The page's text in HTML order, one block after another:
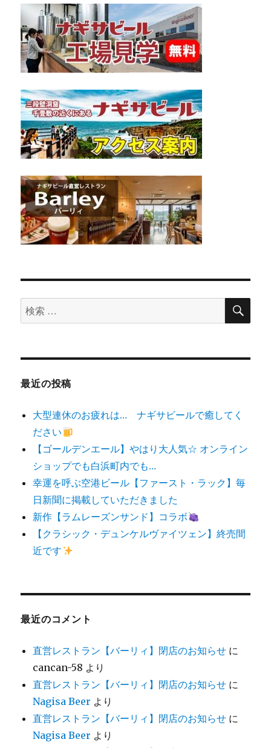
検
索
象:
検
最近の投稿
大型連休のお疲れは… ナギサビールで癒してく
ださい
【ゴールデンエール】やはり大人気☆ オンライン
ショップでも白浜町内でも…
幸運を呼ぶ空港ビール【ファースト・ラック】毎
日新聞に掲載していただきました
新作【ラムレーズンサンド】コラボ
【クラシック・デュンケルヴァイツェン】終売間
近です
最近のコメント
直営レストラン【バーリィ】閉店のお知らせ に
cancan-58 より
直営レストラン【バーリィ】閉店のお知らせ に
Nagisa Beer より
直営レストラン【バーリィ】閉店のお知らせ に
Nagisa Beer より